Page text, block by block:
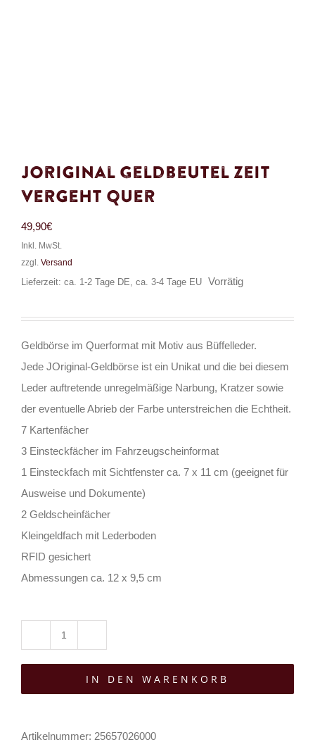
JOriginal Geldbeutel Zeit
Vergeht Quer
49,90€
Inkl. MwSt.
zzgl. Versand
Lieferzeit: ca. 1-2 Tage DE, ca. 3-4 Tage EU
Vorrätig
Geldbörse im Querformat mit Motiv aus Büffelleder.
Jede JOriginal-Geldbörse ist ein Unikat und die bei diesem
Leder auftretende unregelmäßige Narbung, Kratzer sowie
der eventuelle Abrieb der Farbe unterstreichen die Echtheit.
7 Kartenfächer
3 Einsteckfächer im Fahrzeugscheinformat
1 Einsteckfach mit Sichtfenster ca. 7 x 11 cm (geeignet für
Ausweise und Dokumente)
2 Geldscheinfächer
Kleingeldfach mit Lederboden
RFID gesichert
Abmessungen ca. 12 x 9,5 cm
Geldbeutel
IN DEN WARENKORB
Artikelnummer: 25657026000